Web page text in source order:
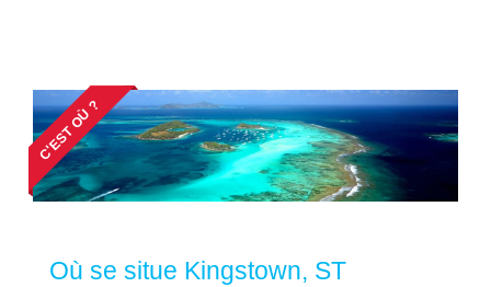
C'EST OÙ ?
Où se situe Kingstown, ST